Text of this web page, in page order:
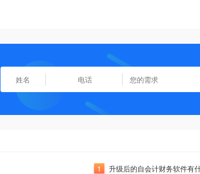
1 升级后的自会计财务软件有